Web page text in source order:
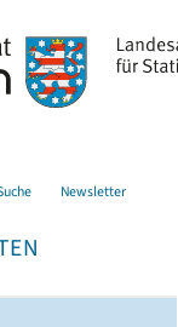
Newsletter